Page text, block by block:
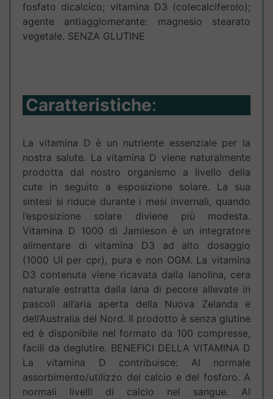
fosfato dicalcico; vitamina D3 (colecalciferolo);
agente antiagglomerante: magnesio stearato
vegetale. SENZA GLUTINE
Caratteristiche:
La vitamina D è un nutriente essenziale per la
nostra salute. La vitamina D viene naturalmente
prodotta dal nostro organismo a livello della
cute in seguito a esposizione solare. La sua
sintesi si riduce durante i mesi invernali, quando
l’esposizione solare diviene più modesta.
Vitamina D 1000 di Jamieson è un integratore
alimentare di vitamina D3 ad alto dosaggio
(1000 UI per cpr), pura e non OGM. La vitamina
D3 contenuta viene ricavata dalla lanolina, cera
naturale estratta dalla lana di pecore allevate in
pascoli all’aria aperta della Nuova Zelanda e
dell’Australia del Nord. Il prodotto è senza glutine
ed è disponibile nel formato da 100 compresse,
facili da deglutire. BENEFICI DELLA VITAMINA D
La vitamina D contribuisce: Al normale
assorbimento/utilizzo del calcio e del fosforo. A
normali livelli di calcio nel sangue. Al